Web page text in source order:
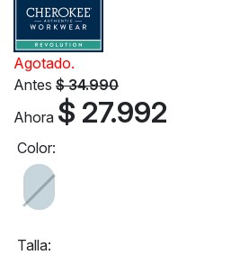
Agotado.
Antes $ 34.990
Ahora $ 27.992
Color:
Talla: